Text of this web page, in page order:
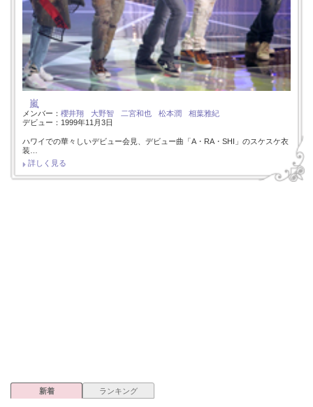
嵐
メンバー： 櫻井翔 大野智 二宮和也 松本潤
相葉雅紀
デビュー：1999年11月3日
ハワイでの華々しいデビュー会見、デビュー曲「A・RA・SHI」のスケスケ衣
装…
詳しく見る
新着 ランキング